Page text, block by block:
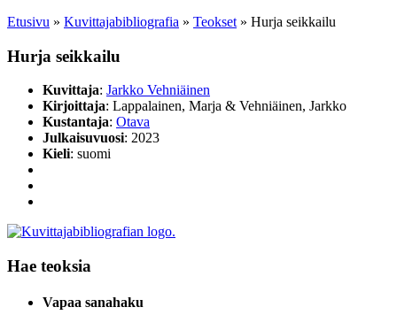
Etusivu » Kuvittaja­bibliografia » Teokset » Hurja seikkailu
Hurja seikkailu
Kuvittaja: Jarkko Vehniäinen
Kirjoittaja: Lappalainen, Marja & Vehniäinen, Jarkko
Kustantaja: Otava
Julkaisuvuosi: 2023
Kieli: suomi
Hae teoksia
Vapaa sanahaku